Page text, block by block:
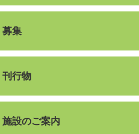
募集
刊行物
施設のご案内